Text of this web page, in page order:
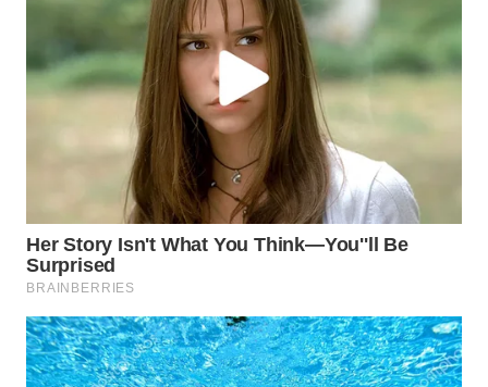
UTARA
WN
SAMOSIR
WN
WN
SUMEDANG
WN
CIANJUR